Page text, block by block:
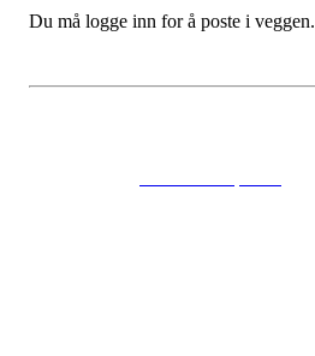
Du må logge inn for å poste i veggen.